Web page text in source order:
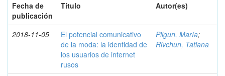
Fecha de
publicación
Título Autor(es)
2018-11-05
El potencial comunicativo
de la moda: la identidad de
los usuarios de internet
rusos
Pilgun, María;
Rivchun, Tatiana